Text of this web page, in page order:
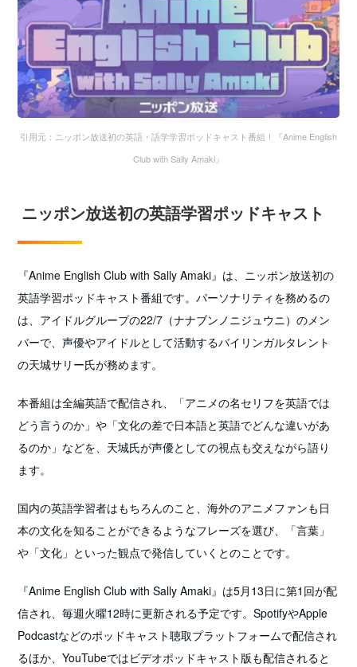
引用元：ニッポン放送初の英語・語学学習ポッドキャスト番組！『Anime English
Club with Sally Amaki』
ニッポン放送初の英語学習ポッドキャスト
『Anime English Club with Sally Amaki』は、ニッポン放送初の
英語学習ポッドキャスト番組です。パーソナリティを務めるの
は、アイドルグループの22/7（ナナブンノニジュウニ）のメン
バーで、声優やアイドルとして活動するバイリンガルタレント
の天城サリー氏が務めます。
本番組は全編英語で配信され、「アニメの名セリフを英語では
どう言うのか」や「文化の差で日本語と英語でどんな違いがあ
るのか」などを、天城氏が声優としての視点も交えながら語り
ます。
国内の英語学習者はもちろんのこと、海外のアニメファンも日
本の文化を知ることができるようなフレーズを選び、「言葉」
や「文化」といった観点で発信していくとのことです。
『Anime English Club with Sally Amaki』は5月13日に第1回が配
信され、毎週火曜12時に更新される予定です。SpotifyやApple
Podcastなどのポッドキャスト聴取プラットフォームで配信され
るほか、YouTubeではビデオポッドキャスト版も配信されると